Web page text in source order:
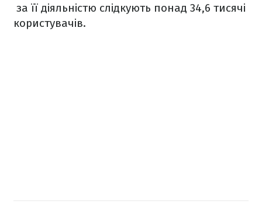
за її діяльністю слідкують понад 34,6 тисячі
користувачів.